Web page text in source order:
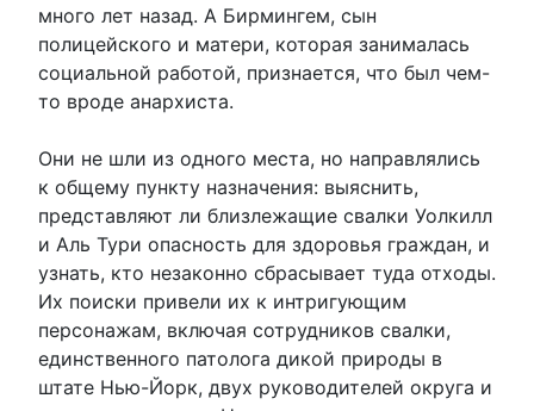
много лет назад. А Бирмингем, сын
полицейского и матери, которая занималась
социальной работой, признается, что был чем-
то вроде анархиста.
Они не шли из одного места, но направлялись
к общему пункту назначения: выяснить,
представляют ли близлежащие свалки Уолкилл
и Аль Тури опасность для здоровья граждан, и
узнать, кто незаконно сбрасывает туда отходы.
Их поиски привели их к интригующим
персонажам, включая сотрудников свалки,
единственного патолога дикой природы в
штате Нью-Йорк, двух руководителей округа и